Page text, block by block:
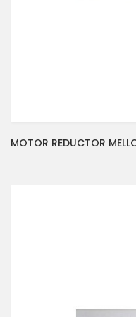
MOTOR REDUCTOR